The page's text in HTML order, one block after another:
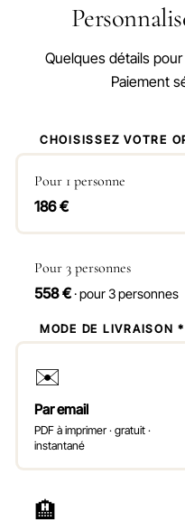
Quelques détails
Paiement
CHOISISSEZ VOTRE
Pour 1 personne
186 €
Pour 3 personnes
558 € · pour 3 personnes
MODE DE LIVRAISON *
✉️
Par email
PDF à imprimer · gratuit ·
instantané
🏨